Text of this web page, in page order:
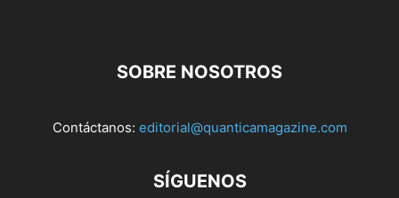
SOBRE NOSOTROS
Contáctanos: editorial@quanticamagazine.com
SÍGUENOS